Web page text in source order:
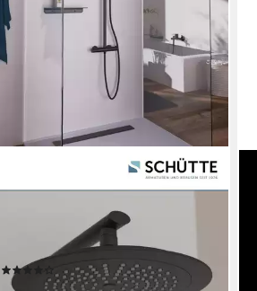
Duschsäule MADURA FRESH, Höhe
101 cm, inkl. Wasserspardichtung,
Sicherheitssperre, Antikalk,
höhenverstellb.
(32)
199,99 € UVP299,99 €